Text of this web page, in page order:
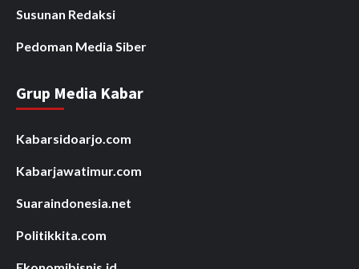
Susunan Redaksi
Pedoman Media Siber
Grup Media Kabar
Kabarsidoarjo.com
Kabarjawatimur.com
Suaraindonesia.net
Politikkita.com